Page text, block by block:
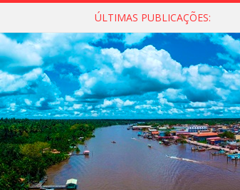
ÚLTIMAS PUBLICAÇÕES: